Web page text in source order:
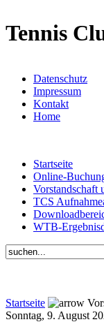
Tennis
Datenschutz
Impressum
Kontakt
Home
Startseite
Online-
Vorstandschaft
TCS
WTB-
Startseite
Sonntag, 9. August